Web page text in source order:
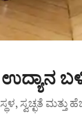
ಸ್ಥಳ, ಸ್ವಚ್ಛತೆ